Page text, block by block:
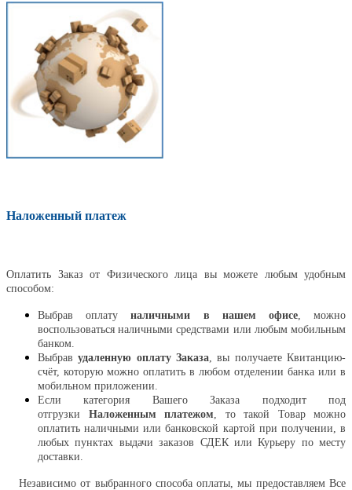
Наложенный платеж
Оплатить Заказ от Физического лица вы можете любым удобным
способом:
Выбрав оплатуналичными в нашем офисе, можно
воспользоваться наличными средствами или любым мобильным
банком.
Выбравудаленную оплату Заказа , вы получаете Квитанцию-
счёт, которую можно оплатить в любом отделении банка или в
мобильном приложении.
Если категория Вашего Заказа подходит под
отгрузки Наложенным платежом , то такой Товар можно
оплатить наличными или банковской картой при получении, в
любых пунктах выдачи заказов СДЕК или Курьеру по месту
доставки.
Независимо от выбранного способа оплаты, мы предоставляем Все